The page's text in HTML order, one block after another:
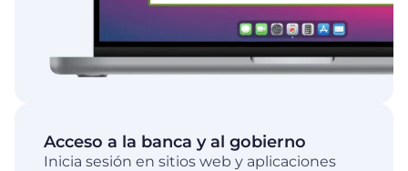
Acceso a la banca y al gobierno
Inicia sesión en sitios web y aplicaciones